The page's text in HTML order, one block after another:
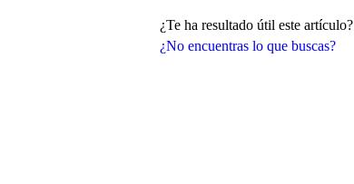
¿No encuentras lo que buscas?
¿Te ha resultado útil este artículo?